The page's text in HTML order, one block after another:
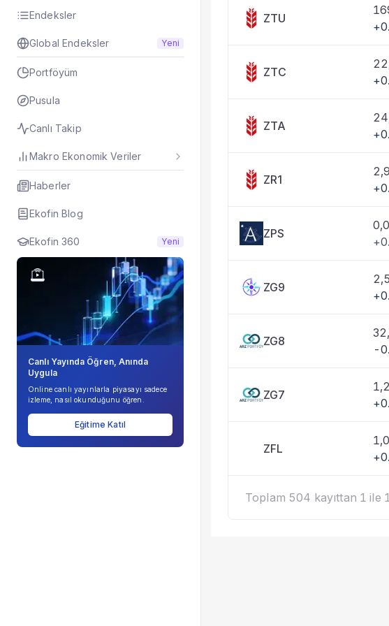
Endeksler
Global Endeksler Yeni
Portföyüm
Pusula
Canlı Takip
Makro Ekonomik Veriler
Haberler
Ekofin Blog
Ekofin 360 Yeni
Canlı Yayında Öğren, Anında
Uygula
Online canlı yayınlarla piyasayı sadece
izleme, nasıl okunduğunu öğren.
Eğitime Katıl
Taşınan Fonlar
Fiyat Endeks Değişimi
ZTU
ZTC
ZTA
ZR1
ZPS
ZG9
ZG8
-
ZG7
ZFL
Toplam 504 kayıttan 1 ile